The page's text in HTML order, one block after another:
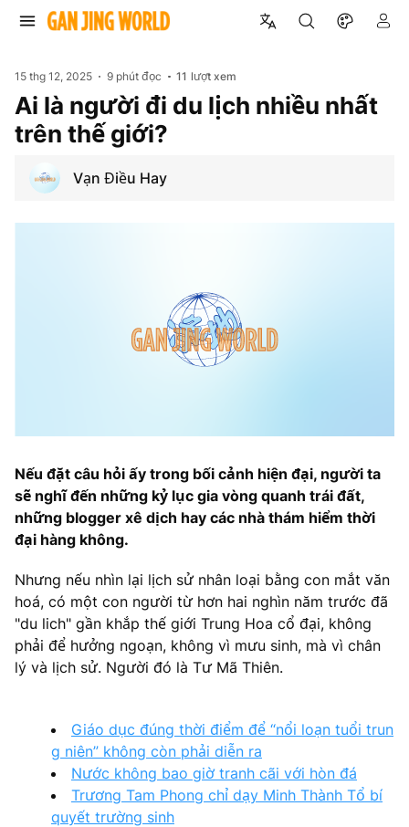
15 thg 12, 2025 9 phút đọc 11 lượt xem
Ai là người đi du lịch nhiều nhất
trên thế giới?
Vạn Điều Hay
Nếu đặt câu hỏi ấy trong bối cảnh hiện đại, người ta
sẽ nghĩ đến những kỷ lục gia vòng quanh trái đất,
những blogger xê dịch hay các nhà thám hiểm thời
đại hàng không.
Nhưng nếu nhìn lại lịch sử nhân loại bằng con mắt văn
hoá, có một con người từ hơn hai nghìn năm trước đã
"du lich" gần khắp thế giới Trung Hoa cổ đại, không
phải để hưởng ngoạn, không vì mưu sinh, mà vì chân
lý và lịch sử. Người đó là Tư Mã Thiên.
Giáo dục đúng thời điểm để “nổi loạn tuổi trun
g niên” không còn phải diễn ra
Nước không bao giờ tranh cãi với hòn đá
Trương Tam Phong chỉ dạy Minh Thành Tổ bí
quyết trường sinh